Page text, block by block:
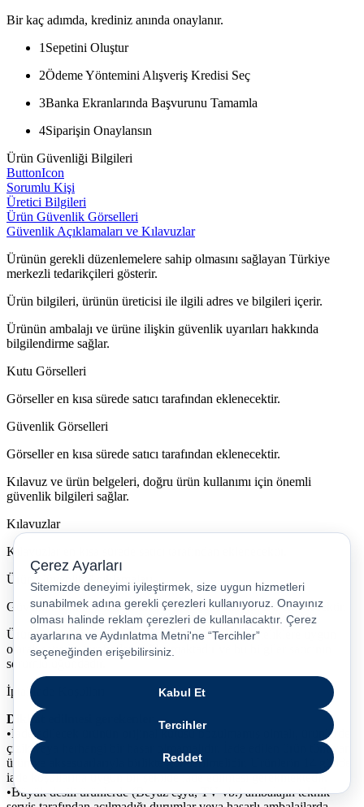
Bir kaç adımda, krediniz anında onaylanır.
1 Sepetini Oluştur
2Ödeme Yöntemini Alışveriş Kredisi Seç
3Banka Ekranlarında Başvurunu Tamamla
4Siparişin Onaylansın
Ürün Güvenliği Bilgileri
ButtonIcon
Sorumlu Kişi
Üretici Bilgileri
Ürün Güvenlik Görselleri
Güvenlik Açıklamaları ve Kılavuzlar
Ürünün gerekli düzenlemelere sahip olmasını sağlayan Türkiye
merkezli tedarikçileri gösterir.
Ürün bilgileri, ürünün üreticisi ile ilgili adres ve bilgileri içerir.
Ürünün ambalajı ve ürüne ilişkin güvenlik uyarıları hakkında
bilgilendirme sağlar.
Kutu Görselleri
Görseller en kısa sürede satıcı tarafından eklenecektir.
Güvenlik Görselleri
Görseller en kısa sürede satıcı tarafından eklenecektir.
Kılavuz ve ürün belgeleri, doğru ürün kullanımı için önemli
güvenlik bilgileri sağlar.
Kılavuzlar
Kılavuzlar en kısa sürede satıcı tarafından eklenecektir.
Ürün Güvenlik Açıklamaları
Güvenlik açıklamaları en kısa sürede satıcı tarafından eklenecektir.
Ürün Güvenliği Bilgileri, ürün için geçerli yönetmeliklere uygun
olarak satıcılar tarafından sağlanmaktadır ve bu bilgiler satıcının
sorumluluğundadır.
İptal/İade Koşulları
Dikkat edilmesi gerekenler
•İade edilecek ürünün orijinal kutusu bozulmamış olmalı, ürünlerde
çizik veya herhangi bir hasar olmamalıdır. İade edilen ürün tüm yan
ürün ve aksesuarlarıyla birlikte gönderilmelidir. Ürünlerin 14 günde
iade koşullarına uygun bir şekilde iade edilmesi gerekmektedir.
•Büyük desili ürünlerde (Beyaz eşya, TV vb.) ambalajın teknik